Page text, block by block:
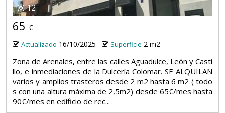
12
65 €
Actualizado 16/10/2025 Superficie 2 m2
Zona de Arenales, entre las calles Aguadulce, León y Casti
llo, e inmediaciones de la Dulcería Colomar. SE ALQUILAN
varios y amplios trasteros desde 2 m2 hasta 6 m2 ( todo
s con una altura máxima de 2,5m2) desde 65€/mes hasta
90€/mes en edificio de rec...